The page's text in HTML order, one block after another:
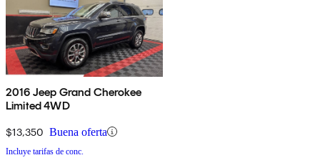
2016 Jeep Grand Cherokee
Limited 4WD
$13,350 Buena oferta
Incluye tarifas de conc.